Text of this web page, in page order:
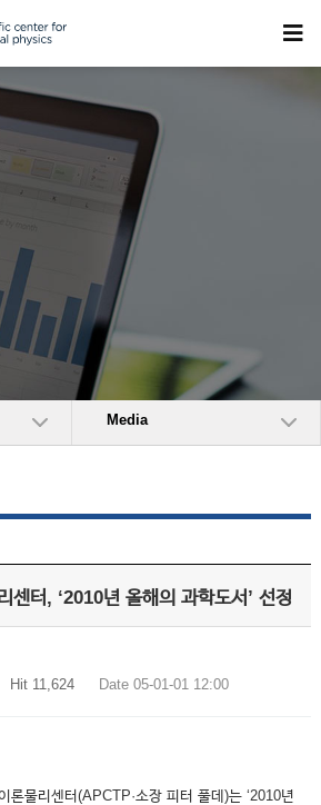
Media
센터, ‘2010년 올해의 과학도서’ 선정
Hit 11,624 Date 05-01-01 12:00
론물리센터(APCTP·소장 피터 풀데)는 ‘2010년